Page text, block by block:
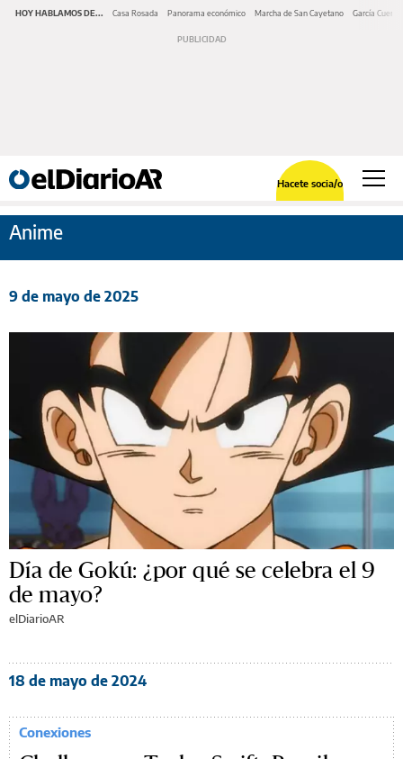
HOY HABLAMOS DE... Casa Rosada Panorama económico Marcha de San Cayetano García Cuerva
Hacete socia/o
Anime
9 de mayo de 2025
Día de Gokú: ¿por qué se celebra el 9
de mayo?
elDiarioAR
18 de mayo de 2024
Conexiones